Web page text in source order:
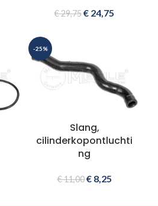
€29,75€ 24,75
-25%
Slang,
cilinderkopontluchti
ng
€11,00 €8,25